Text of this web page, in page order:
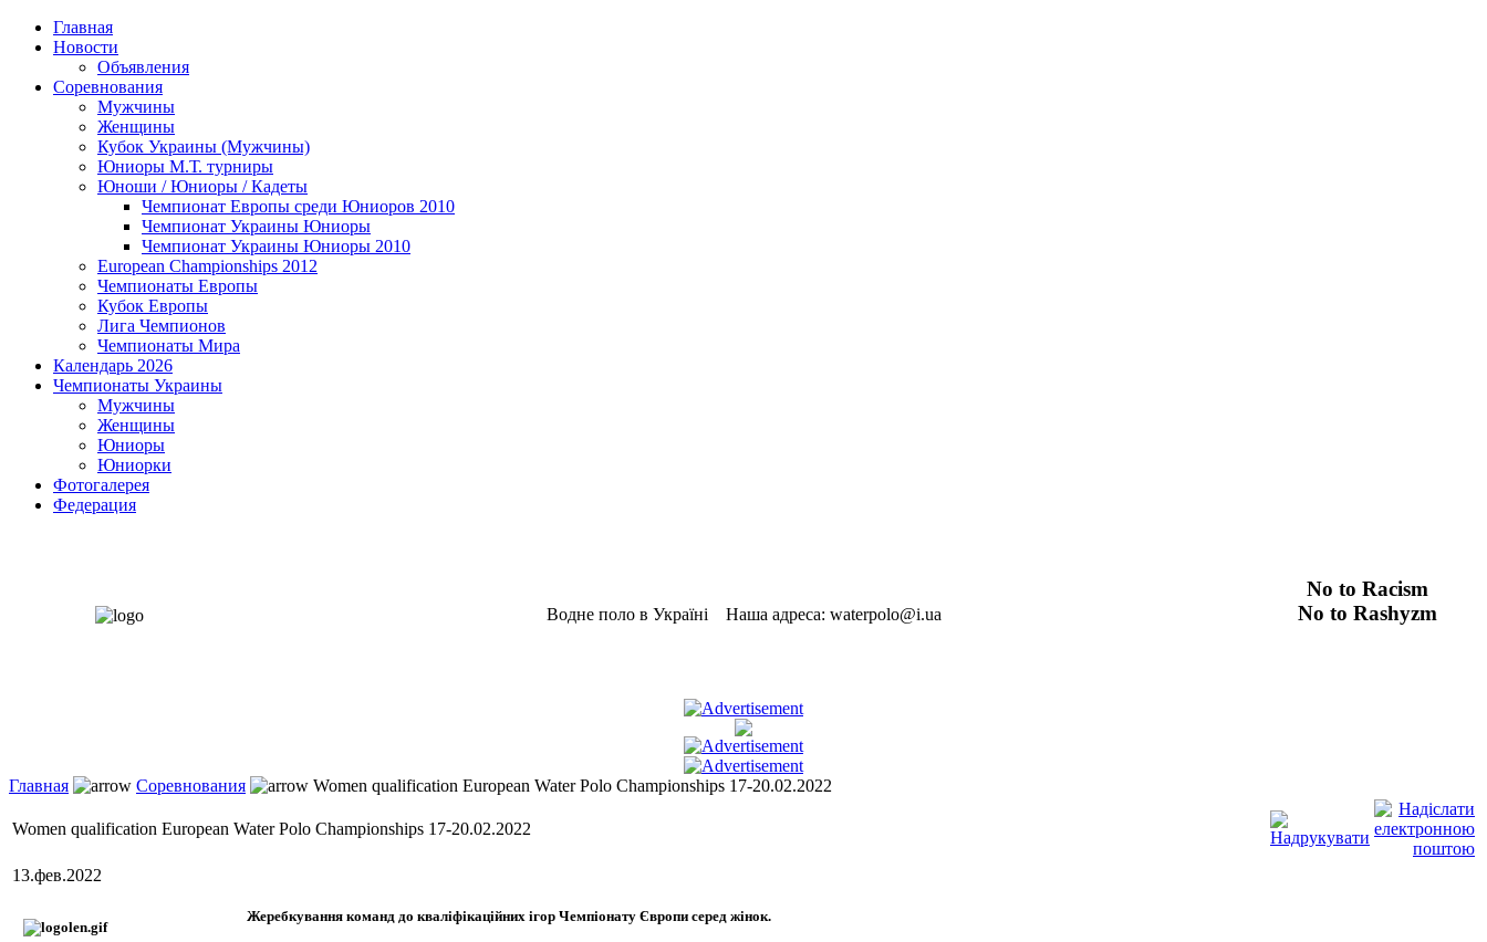
Главная
Новости
Объявления
Соревнования
Мужчины
Женщины
Кубок Украины (Мужчины)
Юниоры М.Т. турниры
Юноши / Юниоры / Кадеты
Чемпионат Европы среди Юниоров 2010
Чемпионат Украины Юниоры
Чемпионат Украины Юниоры 2010
European Championships 2012
Чемпионаты Европы
Кубок Европы
Лига Чемпионов
Чемпионаты Мира
Календарь 2026
Чемпионаты Украины
Мужчины
Женщины
Юниоры
Юниорки
Фотогалерея
Федерация
Водне поло в Україні Наша адреса: waterpolo@i.ua
No to Racism
No to Rashyzm
Главная Соревнования Women qualification European Water Polo Championships 17-20.02.2022
Women qualification European Water Polo Championships 17-20.02.2022
13.фев.2022
Жеребкування команд до кваліфікаційниx ігор Чемпіонату Європи серед жінок.